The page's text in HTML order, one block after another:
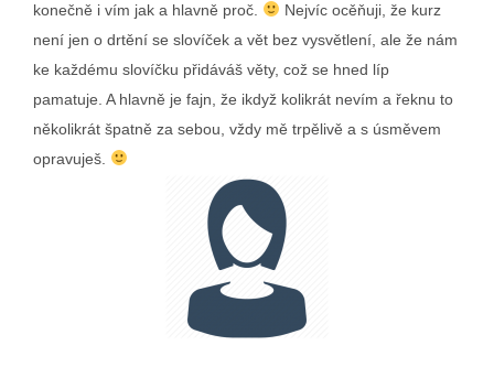
konečně i vím jak a hlavně proč.
Nejvíc ocěňuji, že kurz
není jen o drtění se slovíček a vět bez vysvětlení, ale že nám
ke každému slovíčku přidáváš věty, což se hned líp
pamatuje. A hlavně je fajn, že ikdyž kolikrát nevím a řeknu to
několikrát špatně za sebou, vždy mě trpělivě a s úsměvem
opravuješ.